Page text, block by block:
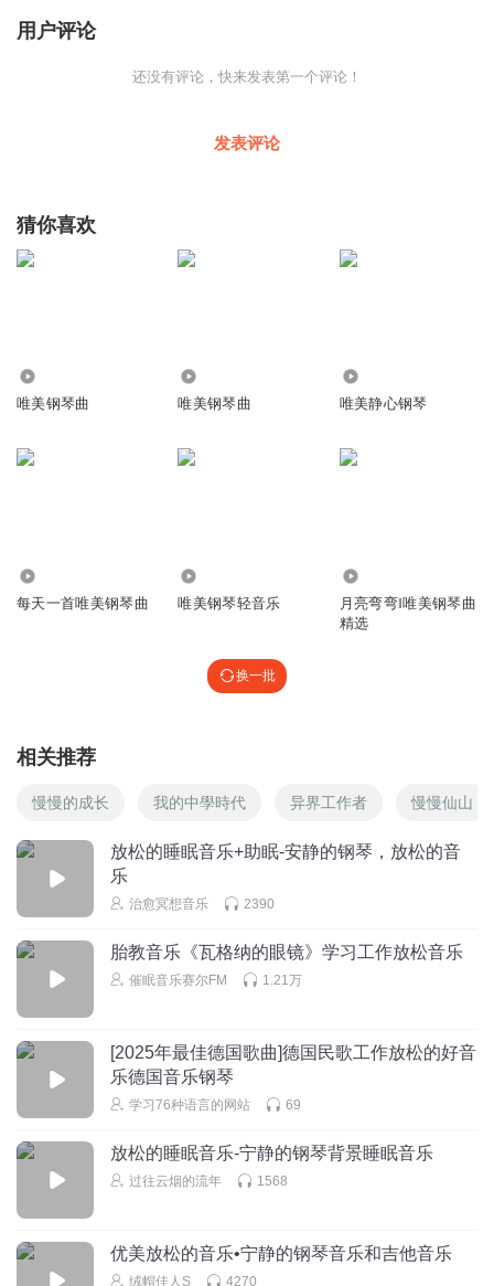
用户评论
还没有评论，快来发表第一个评论！
发表评论
猜你喜欢
唯美钢琴曲 唯美钢琴曲 唯美静心钢琴
每天一首唯美钢琴曲 唯美钢琴轻音乐
月亮弯弯‖唯美钢琴曲
精选
换一批
相关推荐
慢慢的成长 我的中學時代 异界工作者 慢慢仙山
放松的睡眠音乐+助眠-安静的钢琴，放松的音
乐
治愈冥想音乐 2390
胎教音乐《瓦格纳的眼镜》学习工作放松音乐
催眠音乐赛尔FM 1.21万
[2025年最佳德国歌曲]德国民歌工作放松的好音
乐德国音乐钢琴
学习76种语言的网站 69
放松的睡眠音乐-宁静的钢琴背景睡眠音乐
过往云烟的流年 1568
优美放松的音乐•宁静的钢琴音乐和吉他音乐
绒帽佳人S 4270